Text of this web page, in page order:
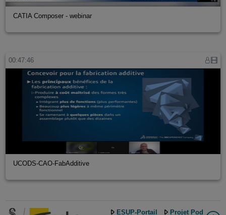
CATIA Composer - webinar
00:47:46
UCODS-CAO-FabAdditive
ESUP-Portail Projet Pod